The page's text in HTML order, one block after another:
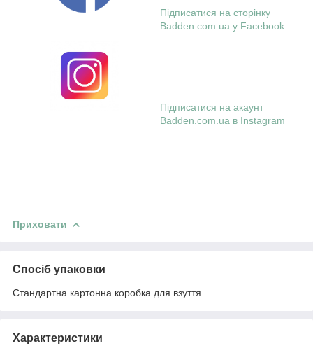
Підписатися на сторінку
Badden.com.ua у Facebook
Підписатися на акаунт
Badden.com.ua в Instagram
Приховати
Спосіб упаковки
Стандартна картонна коробка для взуття
Характеристики